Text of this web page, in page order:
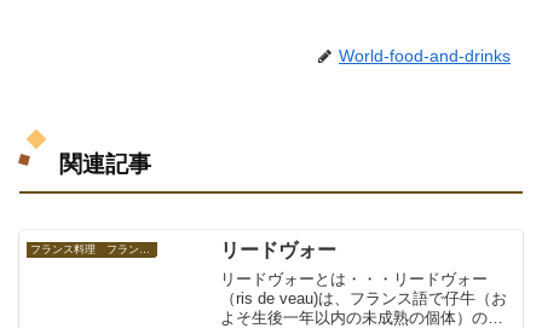
World-food-and-drinks
関連記事
リードヴォー
リードヴォーとは・・・リードヴォー
（ris de veau)は、フランス語で仔牛（お
よそ生後一年以内の未成熟の個体）の胸